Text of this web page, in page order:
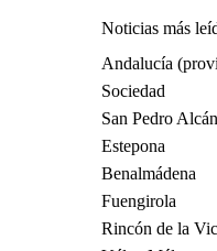
Noticias más
Andalucía
Sociedad
San Pedro
Estepona
Benalmádena
Fuengirola
Rincón de la